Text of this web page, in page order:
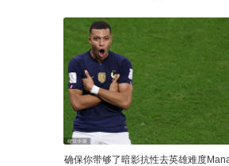
确保你带够了暗影抗性去英雄难度